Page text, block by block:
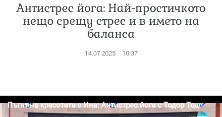
Антистрес йога: Най-простичкото
нещо срещу стрес и в името на
баланса
14.07.2025 10:37